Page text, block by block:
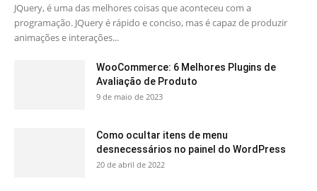
JQuery, é uma das melhores coisas que aconteceu com a
programação. JQuery é rápido e conciso, mas é capaz de produzir
animações e interações...
WooCommerce: 6 Melhores Plugins de
Avaliação de Produto
9 de maio de 2023
Como ocultar itens de menu
desnecessários no painel do WordPress
20 de abril de 2022